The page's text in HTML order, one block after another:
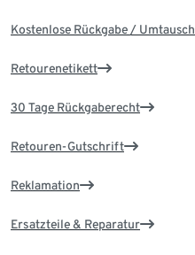
Kostenlose Rückgabe / Umtausch
Retourenetikett
30 Tage Rückgaberecht
Retouren-Gutschrift
Reklamation
Ersatzteile & Reparatur